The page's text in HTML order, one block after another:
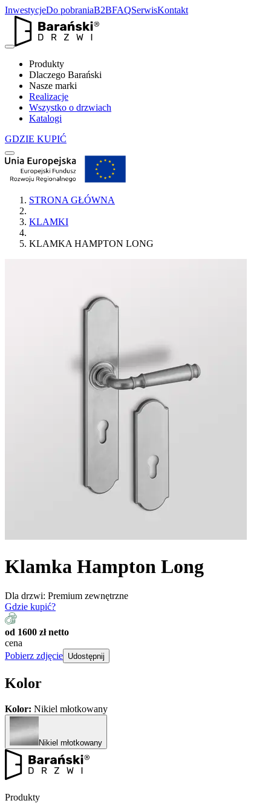
InwestycjeDo pobraniaB2BFAQSerwisKontakt
Produkty
Dlaczego Barański
Nasze marki
Realizacje
Wszystko o drzwiach
Katalogi
GDZIE KUPIĆ
STRONA GŁÓWNA
KLAMKI
KLAMKA HAMPTON LONG
Klamka Hampton Long
Dla drzwi: Premium zewnętrzne
Gdzie kupić?
od 1600 zł netto
cena
Pobierz zdjęcie Udostępnij
Kolor
Kolor: Nikiel młotkowany
Nikiel młotkowany
Produkty